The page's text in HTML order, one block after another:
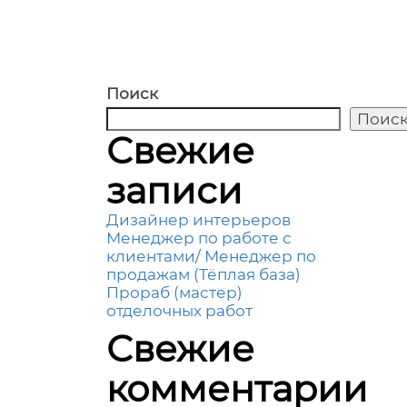
Поиск
Поиск
Свежие
записи
Дизайнер интерьеров
Менеджер по работе с
клиентами/ Менеджер по
продажам (Тёплая база)
Прораб (мастер)
отделочных работ
Свежие
комментарии